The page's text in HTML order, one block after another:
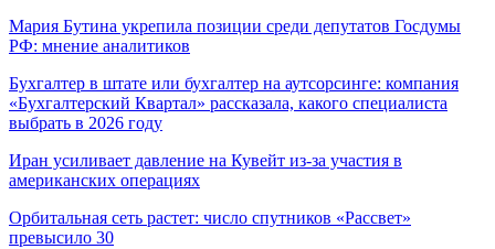
Мария Бутина укрепила позиции среди депутатов Госдумы
РФ: мнение аналитиков
Бухгалтер в штате или бухгалтер на аутсорсинге: компания
«Бухгалтерский Квартал» рассказала, какого специалиста
выбрать в 2026 году
Иран усиливает давление на Кувейт из-за участия в
американских операциях
Орбитальная сеть растет: число спутников «Рассвет»
превысило 30